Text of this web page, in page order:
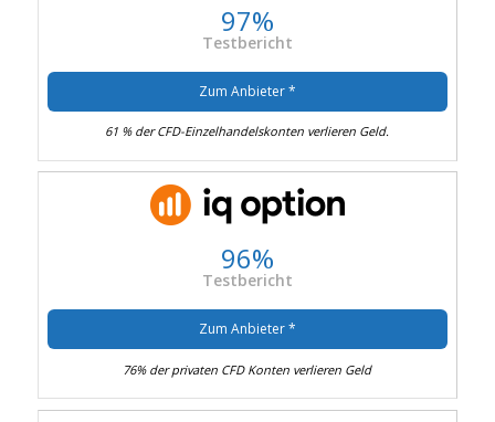
97%
Testbericht
Zum Anbieter *
61 % der CFD-Einzelhandelskonten verlieren Geld.
96%
Testbericht
Zum Anbieter *
76% der privaten CFD Konten verlieren Geld